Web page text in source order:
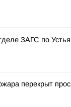
ЗАГС по
перекрыт